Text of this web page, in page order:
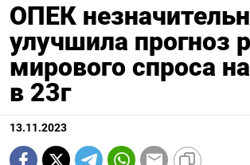
ОПЕК
улучшила прогноз
мирового спроса
в 23г
13.11.2023